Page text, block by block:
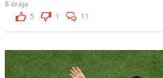
8 órája
5
1 11